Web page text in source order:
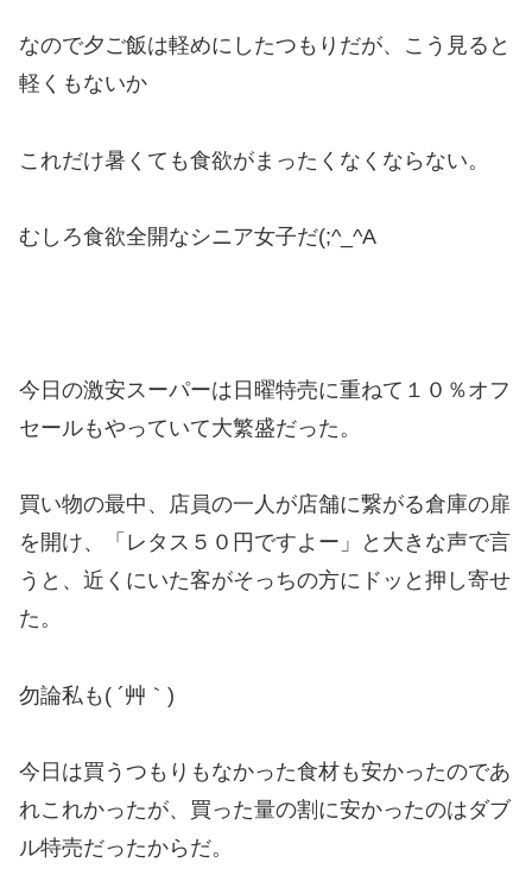
なので夕ご飯は軽めにしたつもりだが、こう見ると
軽くもないか
これだけ暑くても食欲がまったくなくならない。
むしろ食欲全開なシニア女子だ(;^_^A
今日の激安スーパーは日曜特売に重ねて１０％オフ
セールもやっていて大繁盛だった。
買い物の最中、店員の一人が店舗に繋がる倉庫の扉
を開け、「レタス５０円ですよー」と大きな声で言
うと、近くにいた客がそっちの方にドッと押し寄せ
た。
勿論私も( ´艸｀)
今日は買うつもりもなかった食材も安かったのであ
れこれかったが、買った量の割に安かったのはダブ
ル特売だったからだ。